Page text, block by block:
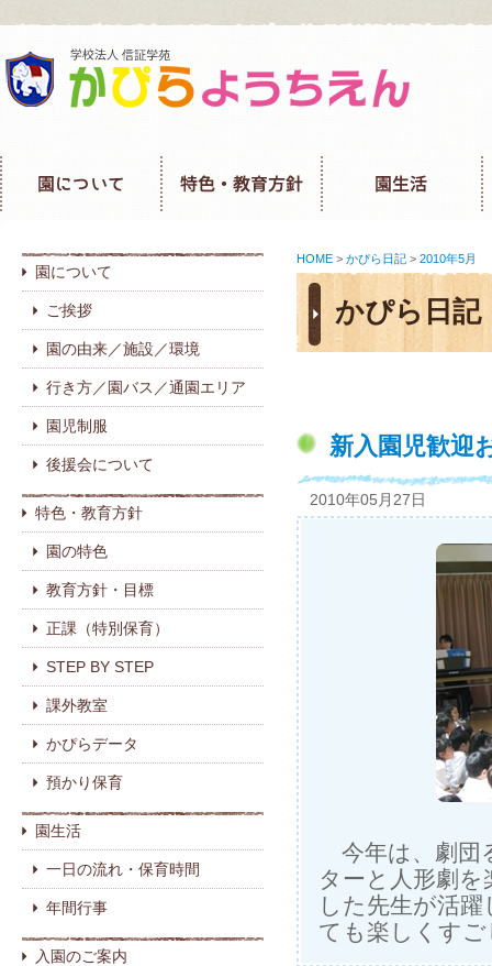
園について
ご挨拶
園の由来／施設／環境
行き方／園バス／通園エリア
園児制服
後援会について
特色・教育方針
園の特色
教育方針・目標
正課（特別保育）
STEP BY STEP
課外教室
かぴらデータ
預かり保育
園生活
一日の流れ・保育時間
年間行事
入園のご案内
HOME > かぴら日記 > 2010年5月
かぴら日記
新入園児歓迎
2010年05月27日
今年は、劇団
ターと人形劇
した先生が活
ても楽しくす